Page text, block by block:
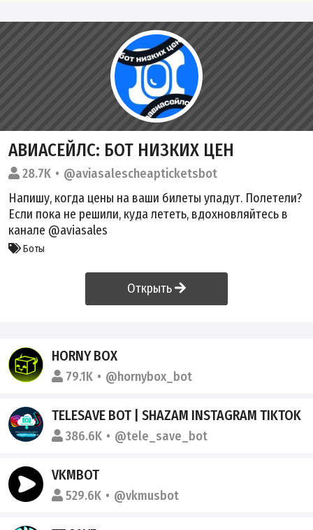
АВИАСЕЙЛС: БОТ НИЗКИХ ЦЕН
28.7K
@aviasalescheapticketsbot
Напишу, когда цены на ваши билеты упадут. Полетели?
Если пока не решили, куда лететь, вдохновляйтесь в
канале @aviasales
Боты
Открыть
HORNY BOX
79.1K @hornybox_bot
TELESAVE BOT | SHAZAM INSTAGRAM TIKTOK
386.6K @tele_save_bot
VKMBOT
529.6K @vkmusbot